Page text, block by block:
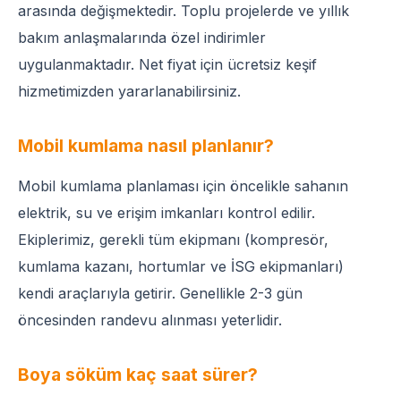
arasında değişmektedir. Toplu projelerde ve yıllık
bakım anlaşmalarında özel indirimler
uygulanmaktadır. Net fiyat için ücretsiz keşif
hizmetimizden yararlanabilirsiniz.
Mobil kumlama nasıl planlanır?
Mobil kumlama planlaması için öncelikle sahanın
elektrik, su ve erişim imkanları kontrol edilir.
Ekiplerimiz, gerekli tüm ekipmanı (kompresör,
kumlama kazanı, hortumlar ve İSG ekipmanları)
kendi araçlarıyla getirir. Genellikle 2-3 gün
öncesinden randevu alınması yeterlidir.
Boya söküm kaç saat sürer?